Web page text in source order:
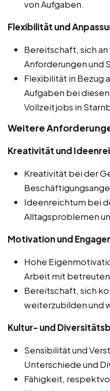
von Aufgaben.
Flexibilität und
Bereitschaft, sich
Anforderungen und
Flexibilität in Bezug
Aufgaben bei
Vollzeitjobs in
Weitere
Kreativität und
Kreativität bei der
Ideenreichtum bei
Alltagsproblemen
Motivation und
Hohe
Arbeit mit betreuten
Bereitschaft, sich
weiterzubilden und
Kultur- und
Sensibilität und
Unterschiede und
Fähigkeit,